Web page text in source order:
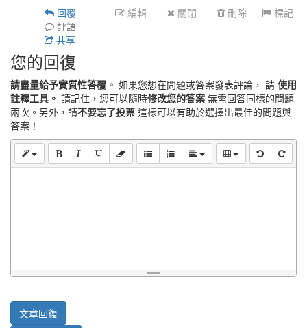
編輯 關閉 刪除 標記
回覆
評語
共享
您的回復
請盡量給予實質性答覆。 如果您想在問題或答案發表評論， 請 使用
註釋工具。 請記住，您可以隨時修改您的答案 無需回答同樣的問題
兩次。另外，請不要忘了投票 這樣可以有助於選擇出最佳的問題與
答案！
文章回復